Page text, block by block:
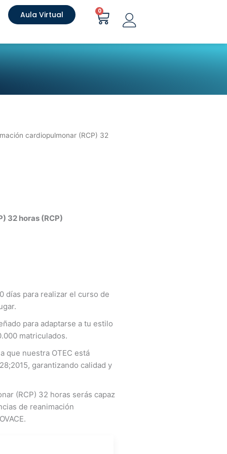
Aula Virtual 0
Carrito
cardiopulmonar (RCP) 32
32 horas (RCP)
días para realizar el curso de
para adaptarse a tu estilo
matriculados.
que nuestra OTEC está
garantizando calidad y
(RCP) 32 horas serás capaz
de reanimación